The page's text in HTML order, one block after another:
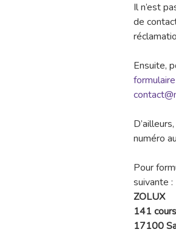
Il n’est
de
Ensuite,
numéro
Pour
suivante :
ZOLUX
141
17100